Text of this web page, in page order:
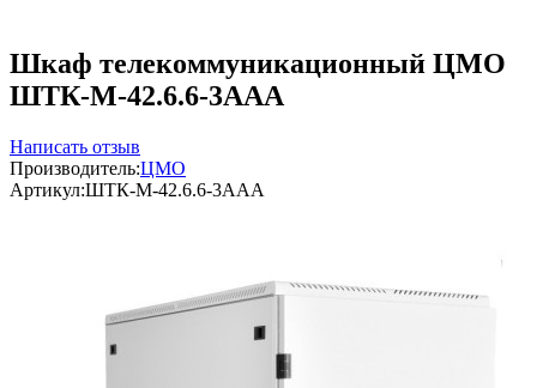
Шкаф телекоммуникационный ЦМО
ШТК-М-42.6.6-3ААА
Написать отзыв
Производитель:ЦМО
Артикул:ШТК-М-42.6.6-3ААА